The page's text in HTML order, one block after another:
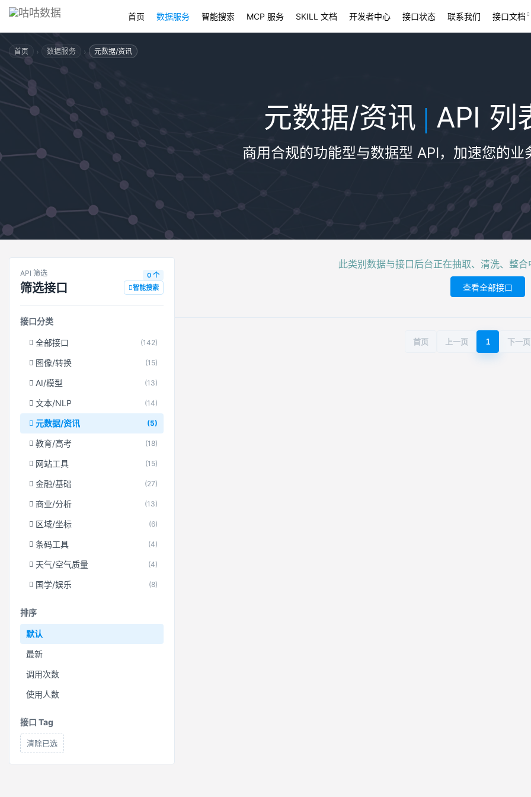
首页 数据服务 智能搜索 MCP 服务 SKILL 文档 开发者中心 接口状态 联系我们 接口文档
首页 › 数据服务 › 元数据/资讯
元数据/资讯 | API 列
商用合规的功能型与数据型 API，加速您的业
API 筛选
筛选接口
0 个
智能搜索
接口分类
全部接口 (142)
图像/转换 (15)
AI/模型 (13)
文本/NLP (14)
元数据/资讯 (5)
教育/高考 (18)
网站工具 (15)
金融/基础 (27)
商业/分析 (13)
区域/坐标 (6)
条码工具 (4)
天气/空气质量 (4)
国学/娱乐 (8)
排序
默认
最新
调用次数
使用人数
接口 Tag
清除已选
此类别数据与接口后台正在抽取、清洗、整
查看全部接口
首页 上一页 1 下一页